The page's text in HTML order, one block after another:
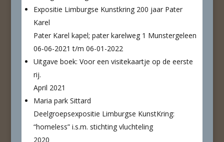
Expositie Limburgse Kunstkring 200 jaar Pater
Karel
Pater Karel kapel; pater karelweg 1 Munstergeleen
06-06-2021 t/m 06-01-2022
Uitgave boek: Voor een visitekaartje op de eerste
rij.
April 2021
Maria park Sittard
Deelgroepsexpositie Limburgse KunstKring:
“homeless” i.s.m. stichting vluchteling
2020